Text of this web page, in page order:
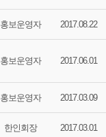
홍보운영자 2017.08.22
홍보운영자 2017.06.01
홍보운영자 2017.03.09
한인회장 2017.03.01